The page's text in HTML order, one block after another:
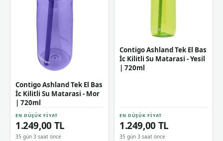
Contigo Ashland Tek El Bas
İc Kilitli Su Matarasi - Mor
| 720ml
EN DÜŞÜK FIYAT
1.249,00 TL
35 gün 3 saat önce
Contigo Ashland Tek El Bas
İc Kilitli Su Matarasi - Yesil
| 720ml
EN DÜŞÜK FIYAT
1.249,00 TL
35 gün 3 saat önce